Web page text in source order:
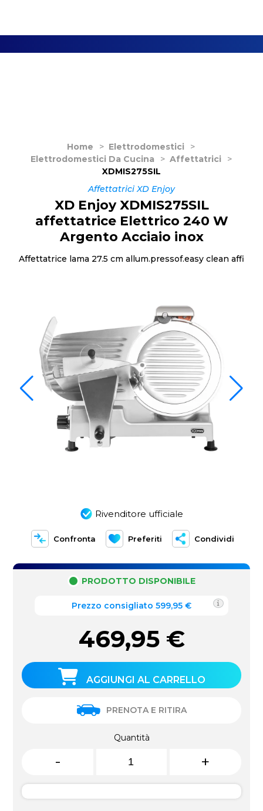
Home > Elettrodomestici
>
Elettrodomestici Da Cucina
> Affettatrici
>
XDMIS275SIL
Affettatrici XD Enjoy
Rivenditore ufficiale
Confronta Preferiti Condividi
XD Enjoy XDMIS275SIL
affettatrice Elettrico 240 W
Argento Acciaio inox
Affettatrice lama 27.5 cm allum.pressof.easy clean affi
PRODOTTO DISPONIBILE
Prezzo consigliato 599,95 €
469,95 €
AGGIUNGI AL CARRELLO
PRENOTA E RITIRA
Quantità
- +